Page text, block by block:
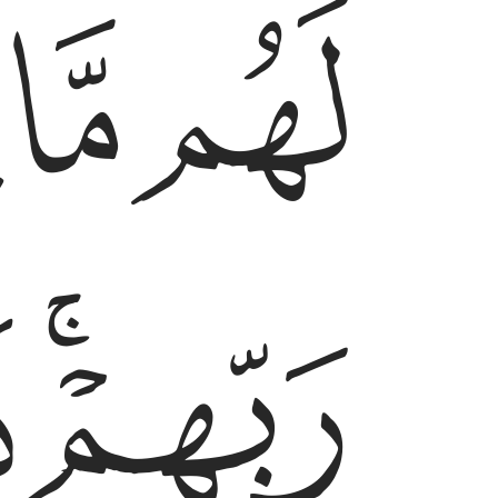
ﱜﱝ
ﱠﱡ